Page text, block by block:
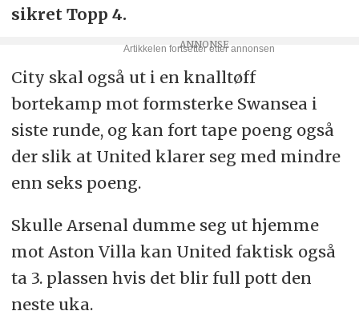
sikret Topp 4.
City skal også ut i en knalltøff
bortekamp mot formsterke Swansea i
siste runde, og kan fort tape poeng også
der slik at United klarer seg med mindre
enn seks poeng.
Skulle Arsenal dumme seg ut hjemme
mot Aston Villa kan United faktisk også
ta 3. plassen hvis det blir full pott den
neste uka.